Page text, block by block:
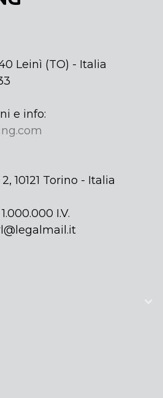
Leinì (TO) - Italia
e info:
10121 Torino - Italia
I.V.